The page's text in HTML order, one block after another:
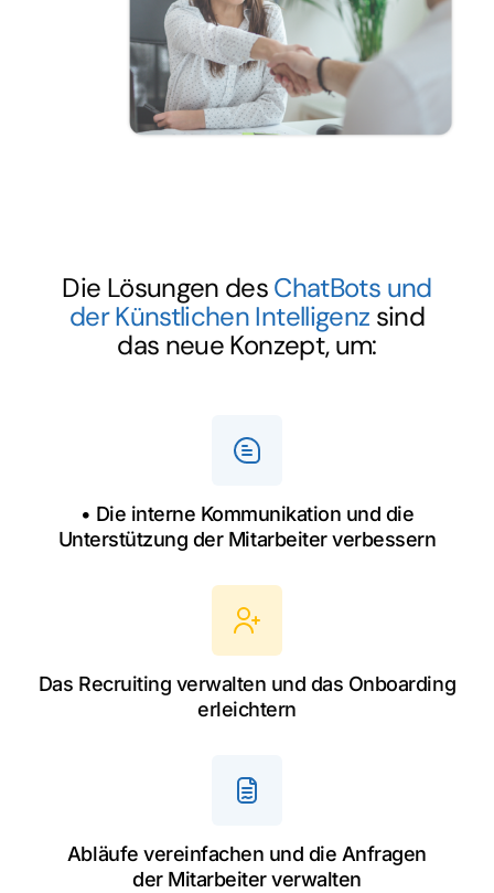
Die Lösungen desChatBots und
der Künstlichen Intelligenz sind
das neue Konzept, um:
• Die interne Kommunikation und die
Unterstützung der Mitarbeiter verbessern
Das Recruiting verwalten und das Onboarding
erleichtern
Abläufe vereinfachen und die Anfragen
der Mitarbeiter verwalten